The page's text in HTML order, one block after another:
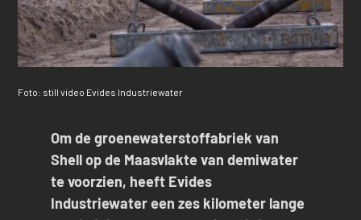
Foto: still video Evides Industriewater
Om de groenewaterstoffabriek van
Shell op de Maasvlakte van demiwater
te voorzien, heeft Evides
Industriewater een zes kilometer lange